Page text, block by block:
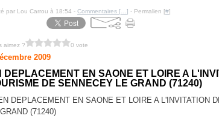
par Lou Carrou à 18:54 - Commentaires [ ] - Permalien [#]
aimez ? 0 vote
2009
DEPLACEMENT EN SAONE ET LOIRE A
DE SENNECEY LE GRAND (71240)